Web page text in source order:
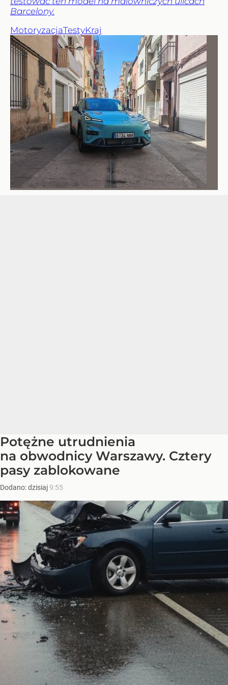
Barcelony.
MotoryzacjaTestyKraj
Potężne utrudnienia
na obwodnicy Warszawy. Cztery
pasy zablokowane
Dodano:dzisiaj9:55